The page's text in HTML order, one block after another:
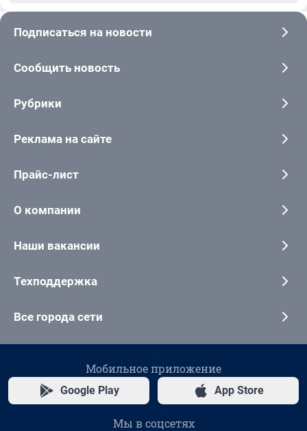
Подписаться на новости
Сообщить новость
Рубрики
Реклама на сайте
Прайс-лист
О компании
Наши вакансии
Техподдержка
Все города сети
Мобильное приложение
Google Play App Store
Мы в соцсетях